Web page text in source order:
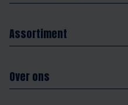
Assortiment
Over ons